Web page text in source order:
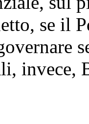
se il
invece,